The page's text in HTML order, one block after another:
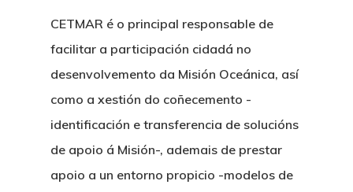
CETMAR é o principal responsable de
facilitar a participación cidadá no
desenvolvemento da Misión Oceánica, así
como a xestión do coñecemento -
identificación e transferencia de solucións
de apoio á Misión-, ademais de prestar
apoio a un entorno propicio -modelos de